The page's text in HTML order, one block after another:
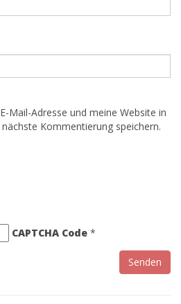
Mail-Adresse und meine Website in
Kommentierung speichern.
CAPTCHA Code *